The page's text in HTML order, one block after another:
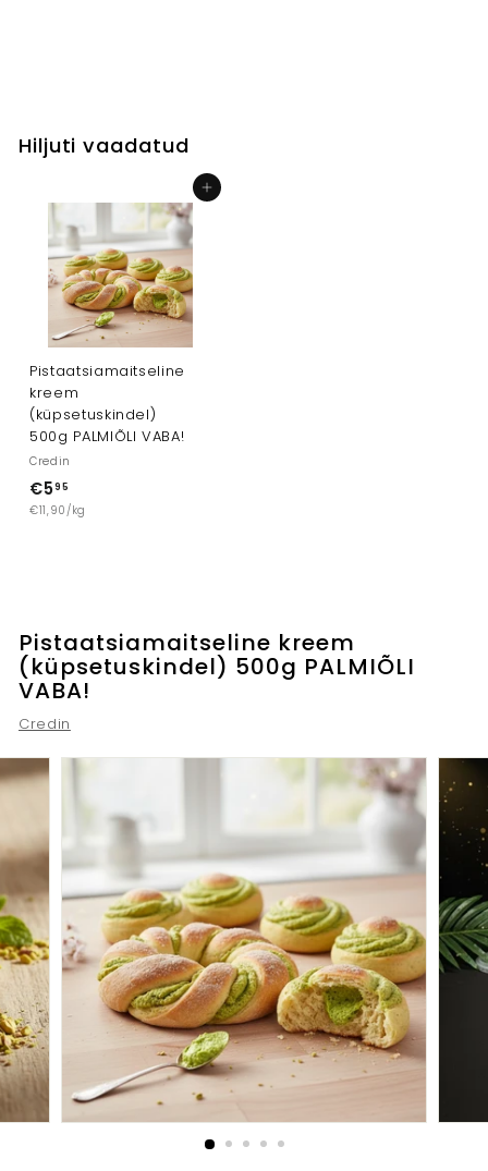
Hiljuti vaadatud
Lisa ostukorvi
Pistaatsiamaitseline
kreem
(küpsetuskindel)
500g PALMIÕLI VABA!
Credin
€595
5
€11,90/kg
Pistaatsiamaitseline kreem
(küpsetuskindel) 500g PALMIÕLI
VABA!
Credin